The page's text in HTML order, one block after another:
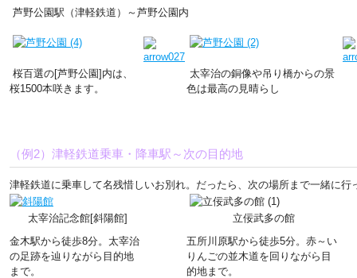
芦野公園駅（津軽鉄道）～芦野公園内
桜百選の[芦野公園]内は、
桜1500本咲きます。
太宰治の銅像や吊り橋からの景
色は最高の見晴らし
（例2）津軽鉄道乗車・降車駅～次の目的地
津軽鉄道に乗車して名残惜しいお別れ。だったら、次の場所まで一緒に行
太宰治記念館[斜陽館]
金木駅から徒歩8分。太宰治
の足跡を辿りながら目的地
まで。
立佞武多の館
五所川原駅から徒歩5分。赤～い
りんごの並木道を回りながら目
的地まで。